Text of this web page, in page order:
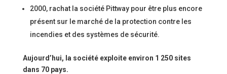
2000, rachat la société Pittway pour être plus encore
présent sur le marché de la protection contre les
incendies et des systèmes de sécurité.
Aujourd’hui, la société exploite environ 1 250 sites
dans 70 pays.